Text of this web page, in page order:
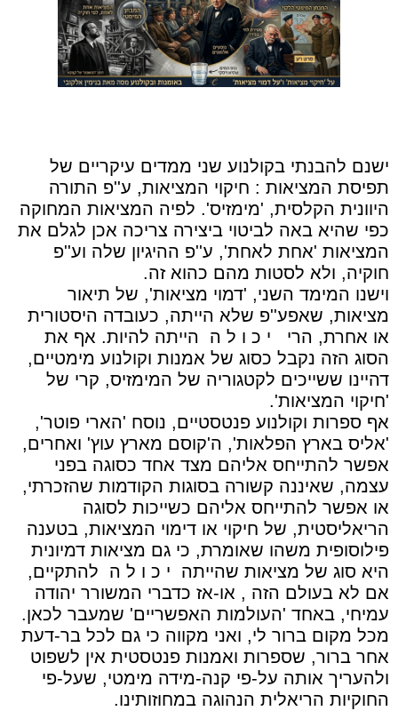
ישנם להבנתי בקולנוע שני ממדים עיקריים של
תפיסת המציאות : חיקוי המציאות, ע''פ התורה
היוונית הקלסית, 'מימזיס'. לפיה המציאות המחוקה
כפי שהיא באה לביטוי ביצירה צריכה אכן לגלם את
המציאות 'אחת לאחת', ע''פ ההיגיון שלה וע''פ
חוקיה, ולא לסטות מהם כהוא זה.
וישנו המימד השני, 'דמוי מציאות', של תיאור
מציאות, שאפע''פ שלא הייתה, כעובדה היסטורית
או אחרת, הרי
י כ ו ל ה
הייתה להיות. אף את
הסוג הזה נקבל כסוג של אמנות וקולנוע מימטיים,
דהיינו ששייכים לקטגוריה של המימזיס, קרי של
'חיקוי המציאות'.
אף ספרות וקולנוע פנטסטיים, נוסח 'הארי פוטר',
'אליס בארץ הפלאות', ה'קוסם מארץ עוץ' ואחרים,
אפשר להתייחס אליהם מצד אחד כסוגה בפני
עצמה, שאיננה קשורה בסוגות הקודמות שהזכרתי,
או אפשר להתייחס אליהם כשייכות לסוגה
הריאליסטית, של חיקוי או דימוי המציאות, בטענה
פילוסופית משהו שאומרת, כי גם מציאות דמיונית
היא סוג של מציאות שהייתה
י כ ו ל ה
להתקיים,
אם לא בעולם הזה , או-אז כדברי המשורר יהודה
עמיחי, באחד 'העולמות האפשריים' שמעבר לכאן.
מכל מקום ברור לי, ואני מקווה כי גם לכל בר-דעת
אחר ברור, שספרות ואמנות פנטסטית אין לשפוט
ולהעריך אותה על-פי קנה-מידה מימטי, שעל-פי
החוקיות הריאלית הנהוגה במחוזותינו.